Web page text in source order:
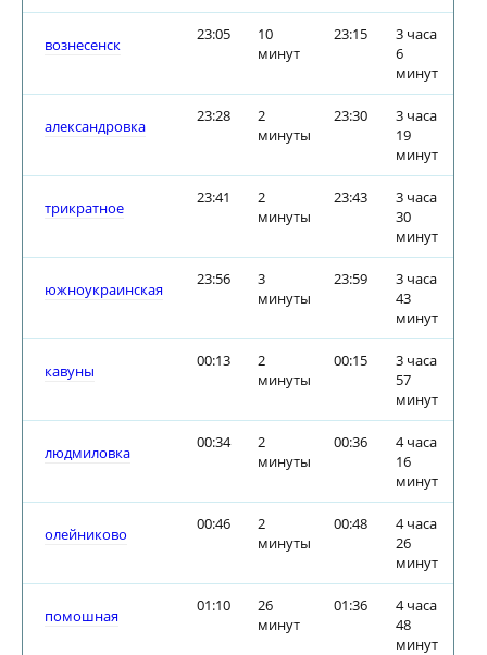
вознесенск
23:05
10
минут
23:15
3 часа
6
минут
александровка
23:28
2
минуты
23:30
3 часа
19
минут
трикратное
23:41
2
минуты
23:43
3 часа
30
минут
южноукраинская
23:56
3
минуты
23:59
3 часа
43
минут
кавуны
00:13
2
минуты
00:15
3 часа
57
минут
людмиловка
00:34
2
минуты
00:36
4 часа
16
минут
олейниково
00:46
2
минуты
00:48
4 часа
26
минут
помошная
01:10
26
минут
01:36
4 часа
48
минут